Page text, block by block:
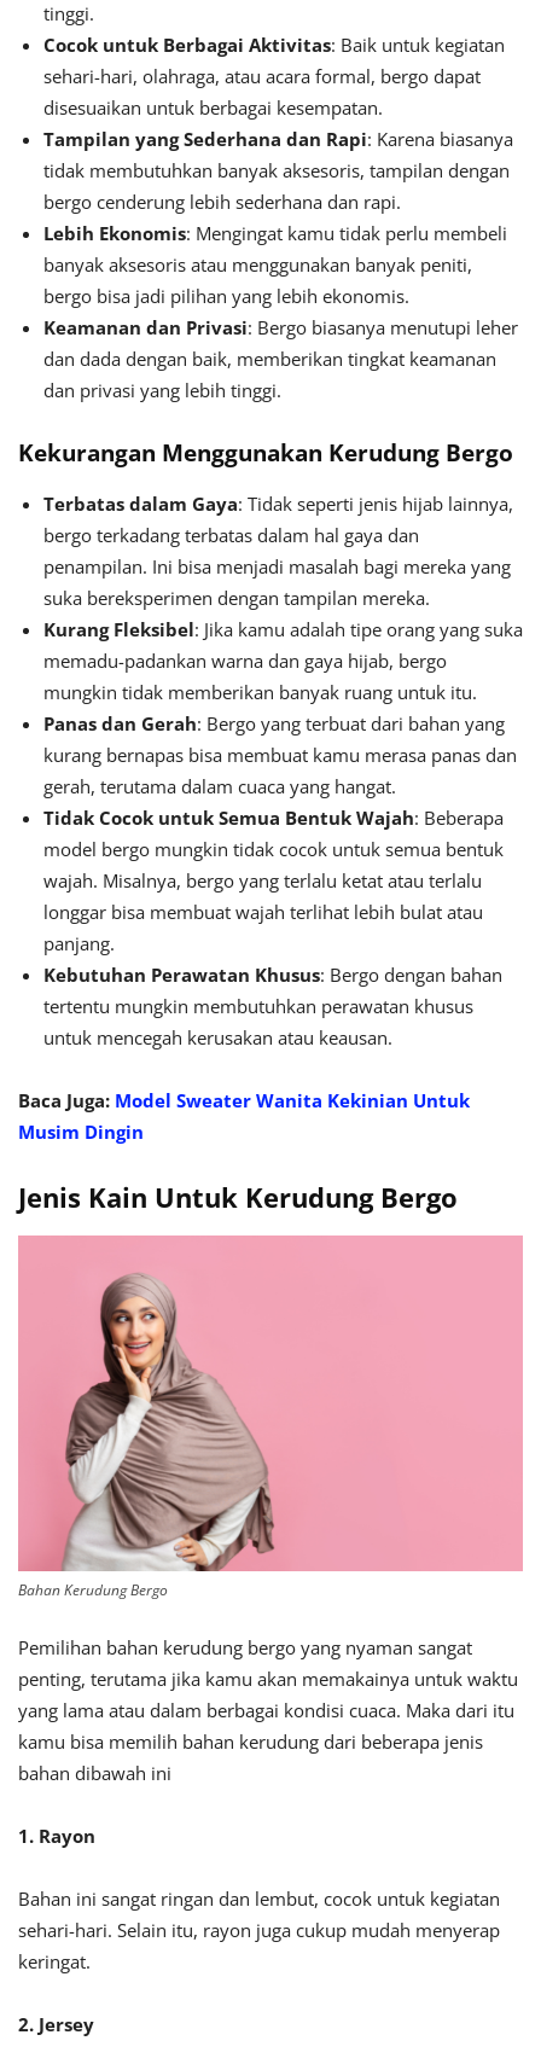
tinggi.
Cocok untuk Berbagai Aktivitas: Baik untuk kegiatan
sehari-hari, olahraga, atau acara formal, bergo dapat
disesuaikan untuk berbagai kesempatan.
Tampilan yang Sederhana dan Rapi: Karena biasanya
tidak membutuhkan banyak aksesoris, tampilan dengan
bergo cenderung lebih sederhana dan rapi.
Lebih Ekonomis: Mengingat kamu tidak perlu membeli
banyak aksesoris atau menggunakan banyak peniti,
bergo bisa jadi pilihan yang lebih ekonomis.
Keamanan dan Privasi: Bergo biasanya menutupi leher
dan dada dengan baik, memberikan tingkat keamanan
dan privasi yang lebih tinggi.
Kekurangan Menggunakan Kerudung Bergo
Terbatas dalam Gaya: Tidak seperti jenis hijab lainnya,
bergo terkadang terbatas dalam hal gaya dan
penampilan. Ini bisa menjadi masalah bagi mereka yang
suka bereksperimen dengan tampilan mereka.
Kurang Fleksibel: Jika kamu adalah tipe orang yang suka
memadu-padankan warna dan gaya hijab, bergo
mungkin tidak memberikan banyak ruang untuk itu.
Panas dan Gerah: Bergo yang terbuat dari bahan yang
kurang bernapas bisa membuat kamu merasa panas dan
gerah, terutama dalam cuaca yang hangat.
Tidak Cocok untuk Semua Bentuk Wajah: Beberapa
model bergo mungkin tidak cocok untuk semua bentuk
wajah. Misalnya, bergo yang terlalu ketat atau terlalu
longgar bisa membuat wajah terlihat lebih bulat atau
panjang.
Kebutuhan Perawatan Khusus: Bergo dengan bahan
tertentu mungkin membutuhkan perawatan khusus
untuk mencegah kerusakan atau keausan.
Baca Juga: Model Sweater Wanita Kekinian Untuk
Musim Dingin
Jenis Kain Untuk Kerudung Bergo
Bahan Kerudung Bergo
Pemilihan bahan kerudung bergo yang nyaman sangat
penting, terutama jika kamu akan memakainya untuk waktu
yang lama atau dalam berbagai kondisi cuaca. Maka dari itu
kamu bisa memilih bahan kerudung dari beberapa jenis
bahan dibawah ini
1. Rayon
Bahan ini sangat ringan dan lembut, cocok untuk kegiatan
sehari-hari. Selain itu, rayon juga cukup mudah menyerap
keringat.
2. Jersey